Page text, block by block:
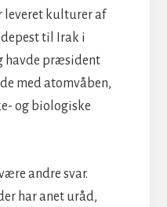
leveret kulturer af
til Irak i
havde præsident
med atomvåben,
og biologiske
andre svar.
har anet uråd,